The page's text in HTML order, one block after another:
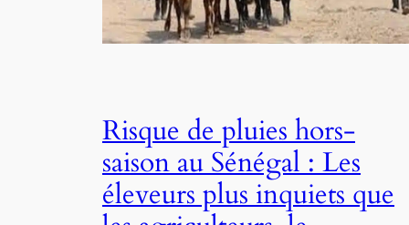
Risque de pluies hors-
saison au Sénégal : Les
éleveurs plus inquiets que